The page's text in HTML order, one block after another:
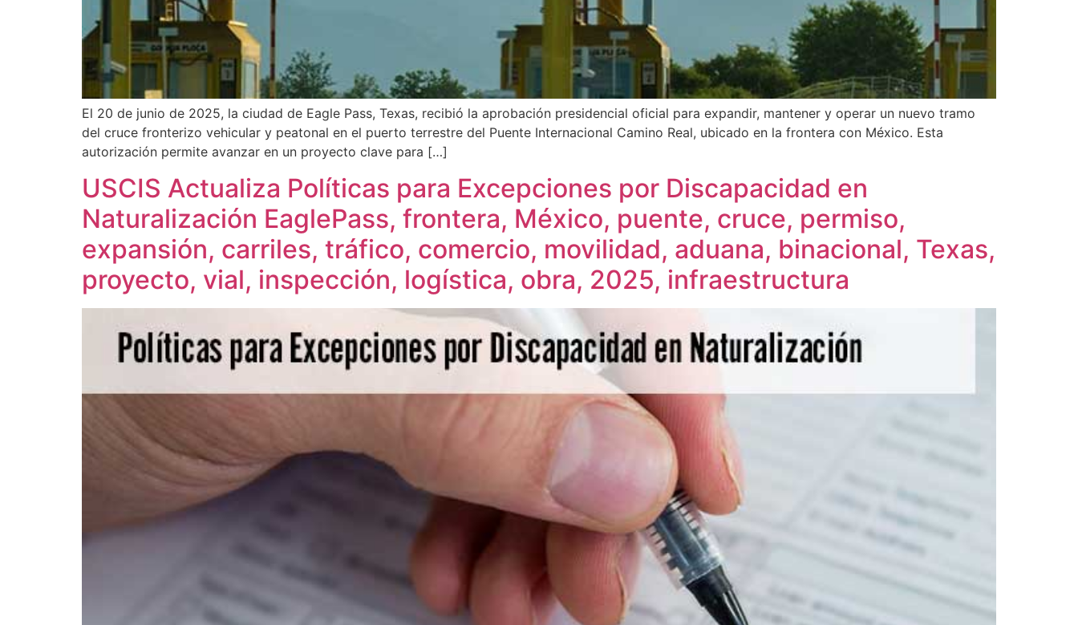
El 20 de junio de 2025, la ciudad de Eagle Pass, Texas, recibió la aprobación presidencial oficial para expandir, mantener y operar un nuevo tramo
del cruce fronterizo vehicular y peatonal en el puerto terrestre del Puente Internacional Camino Real, ubicado en la frontera con México. Esta
autorización permite avanzar en un proyecto clave para […]
USCIS Actualiza Políticas para Excepciones por Discapacidad en
Naturalización EaglePass, frontera, México, puente, cruce, permiso,
expansión, carriles, tráfico, comercio, movilidad, aduana, binacional, Texas,
proyecto, vial, inspección, logística, obra, 2025, infraestructura